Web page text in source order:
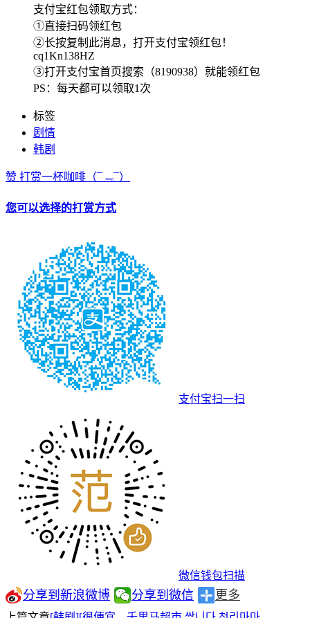
支付宝红包领取方式：
①直接扫码领红包
②长按复制此消息，打开支付宝领红包！
cq1Kn138HZ
③打开支付宝首页搜索（8190938）就能领红包
PS：每天都可以领取1次
标签
剧情
韩剧
赞 打赏一杯咖啡 （¯﹃¯）
您可以选择的打赏方式
支付宝扫一扫
微信钱包扫描
分享到新浪微博 分享到微信 更多